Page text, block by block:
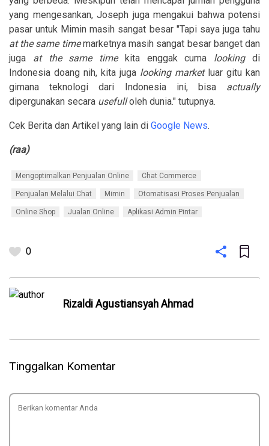
yang mengesankan, Joseph juga mengakui bahwa potensi
pasar untuk Mimin masih sangat besar "Tapi saya juga tahu
at the same timemarketnya masih sangat besar banget dan
juga at the same timekita enggak cuma lookingdi
Indonesia doang nih, kita juga looking marketluar gitu kan
gimana teknologi dari Indonesia ini, bisa actually
dipergunakan secara usefulloleh dunia." tutupnya.
Cek Berita dan Artikel yang lain di Google News.
(raa)
Mengoptimalkan Penjualan Online Chat Commerce
Penjualan Melalui Chat Mimin Otomatisasi Proses Penjualan
Online Shop Jualan Online Aplikasi Admin Pintar
0
Rizaldi Agustiansyah Ahmad
Tinggalkan Komentar